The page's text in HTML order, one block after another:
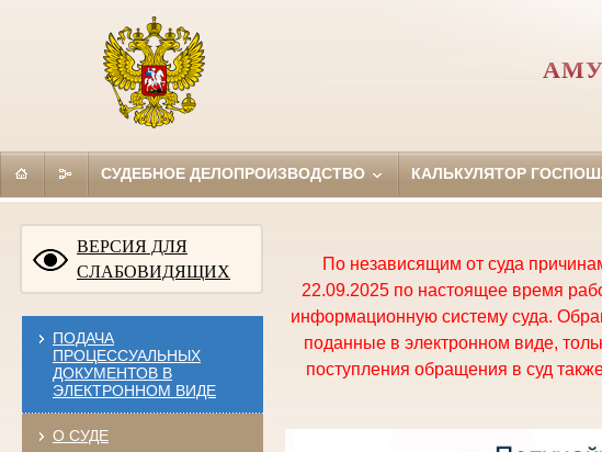
СУДЕБНОЕ ДЕЛОПРОИЗВОДСТВО КАЛЬКУЛЯТОР
ВЕРСИЯ ДЛЯ
СЛАБОВИДЯЩИХ
ПОДАЧА
ПРОЦЕССУАЛЬНЫХ
ДОКУМЕНТОВ В
ЭЛЕКТРОННОМ ВИДЕ
О СУДЕ
По независящим от суда
22.09.2025 по настоящее время
информационную систему суда.
поданные в электронном виде,
поступления обращения в суд